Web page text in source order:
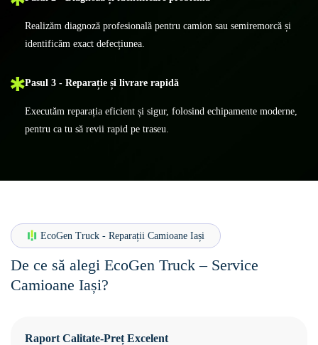
Realizăm diagnoză profesională pentru camion sau semiremorcă și
identificăm exact defecțiunea.
Pasul 3 - Reparație și livrare rapidă
Executăm reparația eficient și sigur, folosind echipamente moderne,
pentru ca tu să revii rapid pe traseu.
EcoGen Truck - Reparații Camioane Iași
De ce să alegi EcoGen Truck – Service
Camioane Iași?
Raport Calitate-Preț Excelent